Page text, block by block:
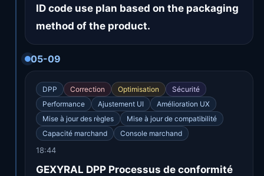
ID code use plan based on the packaging
method of the product.
05-09
DPP Correction Optimisation
Sécurité
Performance
Ajustement UI
Amélioration UX
Mise à jour des règles
Mise à jour de compatibilité
Capacité marchand
Console marchand
18:44
GEXYRAL DPP Processus de conformité